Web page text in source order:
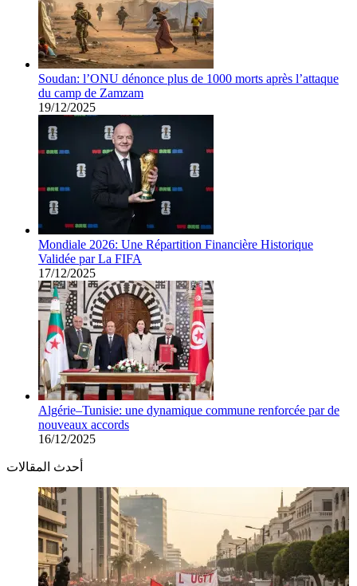
Soudan: l’ONU dénonce plus de 1000 morts après l’attaque
du camp de Zamzam
19/12/2025
Mondiale 2026: Une Répartition Financière Historique
Validée par La FIFA
17/12/2025
Algérie–Tunisie: une dynamique commune renforcée par de
nouveaux accords
16/12/2025
أحدث المقالات